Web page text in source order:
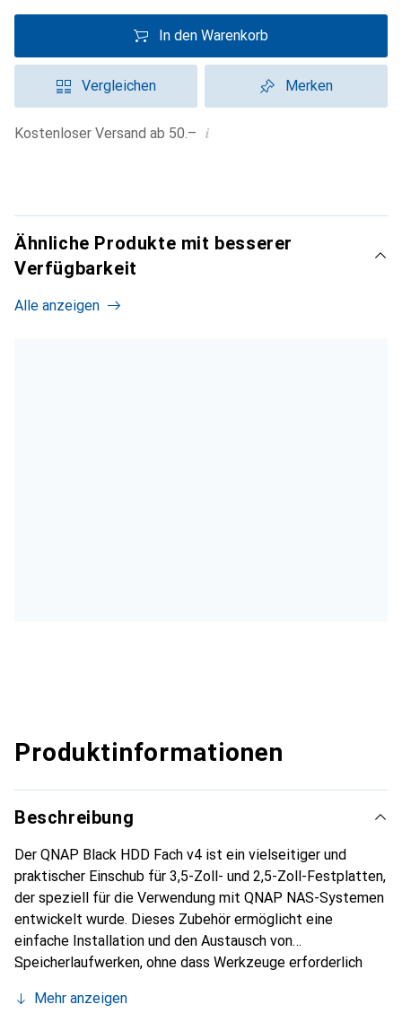
In den Warenkorb
Vergleichen Merken
Kostenloser Versand ab 50.– i
Ähnliche Produkte mit besserer
Verfügbarkeit
Alle anzeigen
Produktinformationen
Beschreibung
Der QNAP Black HDD Fach v4 ist ein vielseitiger und
praktischer Einschub für 3,5-Zoll- und 2,5-Zoll-Festplatten,
der speziell für die Verwendung mit QNAP NAS-Systemen
entwickelt wurde. Dieses Zubehör ermöglicht eine
einfache Installation und den Austausch von
Speicherlaufwerken, ohne dass Werkzeuge erforderlich
und bietet eine zuverlässige Lösung für die Erweiterung
Mehr anzeigen